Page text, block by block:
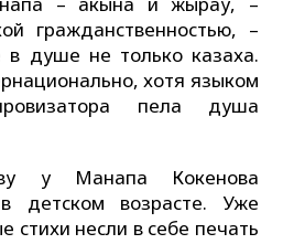
гражданственностью, –
в душе не только казаха.
хотя языком
пела душа
у Манапа Кокенова
детском возрасте. Уже
стихи несли в себе печать